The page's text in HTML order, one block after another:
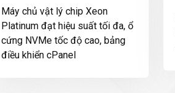
Máy chủ vật lý chip Xeon
Platinum đạt hiệu suất tối đa, ổ
cứng NVMe tốc độ cao, bảng
điều khiển cPanel